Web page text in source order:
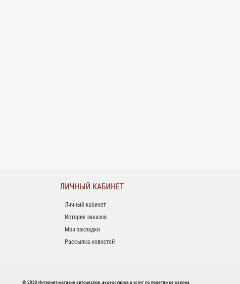
ЛИЧНЫЙ КАБИНЕТ
Личный кабинет
История заказов
Мои закладки
Рассылка новостей
© 2020 Интернет-магазин авточехлов, аксессуаров и услуг по перетяжке салона